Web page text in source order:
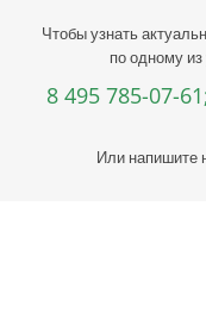
Чтобы узнать
по одному
8 495 785-07-
Или напишите